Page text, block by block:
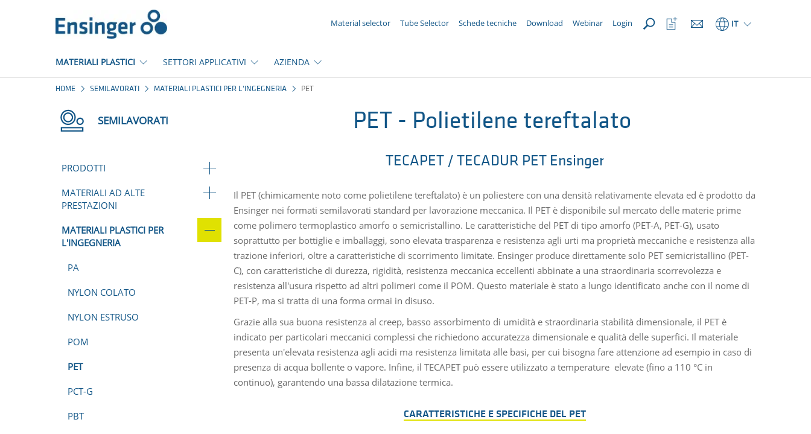
iniziale
Material selector Tube Selector Schede tecniche Download Webinar Login IT
Apri
la
MATERIALI PLASTICI SETTORI APPLICATIVI AZIENDA
HOME SEMILAVORATI MATERIALI PLASTICI PER L'INGEGNERIA PET
SEMILAVORATI
PRODOTTI
MATERIALI AD ALTE
PRESTAZIONI
MATERIALI PLASTICI PER
L'INGEGNERIA
PA
NYLON COLATO
NYLON ESTRUSO
POM
PET
PCT-G
PBT
PET - Polietilene tereftalato
TECAPET / TECADUR PET Ensinger
Il PET (chimicamente noto come polietilene tereftalato) è un poliestere con una densità relativamente elevata ed è prodotto da
Ensinger nei formati semilavorati standard per lavorazione meccanica. Il PET è disponibile sul mercato delle materie prime
come polimero termoplastico amorfo o semicristallino. Le caratteristiche del PET di tipo amorfo (PET-A, PET-G), usato
soprattutto per bottiglie e imballaggi, sono elevata trasparenza e resistenza agli urti ma proprietà meccaniche e resistenza alla
trazione inferiori, oltre a caratteristiche di scorrimento limitate. Ensinger produce direttamente solo PET semicristallino (PET-
C), con caratteristiche di durezza, rigidità, resistenza meccanica eccellenti abbinate a una straordinaria scorrevolezza e
resistenza all'usura rispetto ad altri polimeri come il POM. Questo materiale è stato a lungo identificato anche con il nome di
PET-P, ma si tratta di una forma ormai in disuso.
Grazie alla sua buona resistenza al creep, basso assorbimento di umidità e straordinaria stabilità dimensionale, il PET è
indicato per particolari meccanici complessi che richiedono accuratezza dimensionale e qualità delle superfici. Il materiale
presenta un'elevata resistenza agli acidi ma resistenza limitata alle basi, per cui bisogna fare attenzione ad esempio in caso di
presenza di acqua bollente o vapore. Infine, il TECAPET può essere utilizzato a temperature elevate (fino a 110 °C in
continuo), garantendo una bassa dilatazione termica.
CARATTERISTICHE E SPECIFICHE DEL PET